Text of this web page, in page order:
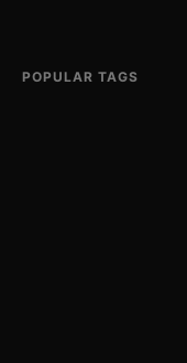
POPULAR TAGS